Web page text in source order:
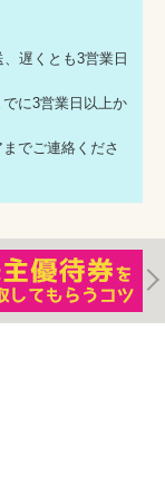
遅くとも3営業日
に3営業日以上か
でご連絡くださ